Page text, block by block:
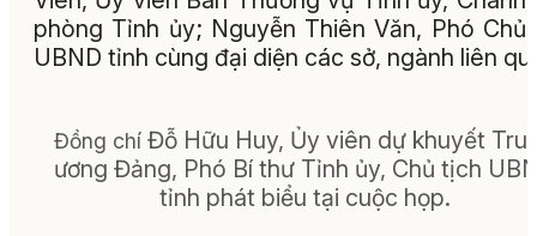
phòng Tỉnh ủy; Nguyễn Thiên Văn, Phó Chủ
UBND tỉnh cùng đại diện các sở, ngành liên
Đồng chí Đỗ Hữu Huy, Ủy viên dự khuyết
ương Đảng, Phó Bí thư Tỉnh ủy, Chủ tịch
tỉnh phát biểu tại cuộc họp.